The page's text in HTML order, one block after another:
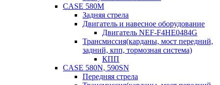
CASE 580M
Задняя стрела
Двигатель и навесное оборудование
Двигатель NEF-F4HE0484G
Трансмиссия(карданы, мост передний,
задний, кпп, тормозная система)
КПП
CASE 580N, 590SN
Передняя стрела